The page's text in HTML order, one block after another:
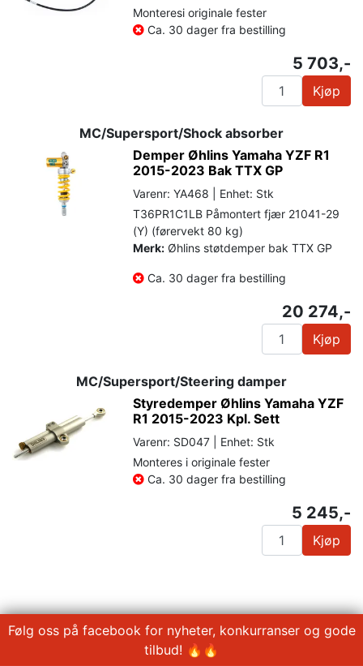
Monteresi originale fester
Ca. 30 dager fra bestilling
5 703,-
Kjøp
MC/Supersport/Shock absorber
Demper Øhlins Yamaha YZF R1
2015-2023 Bak TTX GP
Varenr: YA468 | Enhet: Stk
T36PR1C1LB Påmontert fjær 21041-29
(Y) (førervekt 80 kg)
Merk: Øhlins støtdemper bak TTX GP
Ca. 30 dager fra bestilling
20 274,-
Kjøp
MC/Supersport/Steering damper
Styredemper Øhlins Yamaha YZF
R1 2015-2023 Kpl. Sett
Varenr: SD047 | Enhet: Stk
Monteres i originale fester
Ca. 30 dager fra bestilling
5 245,-
Kjøp
Følg oss på facebook for nyheter, konkurranser og gode
tilbud! 🔥🔥